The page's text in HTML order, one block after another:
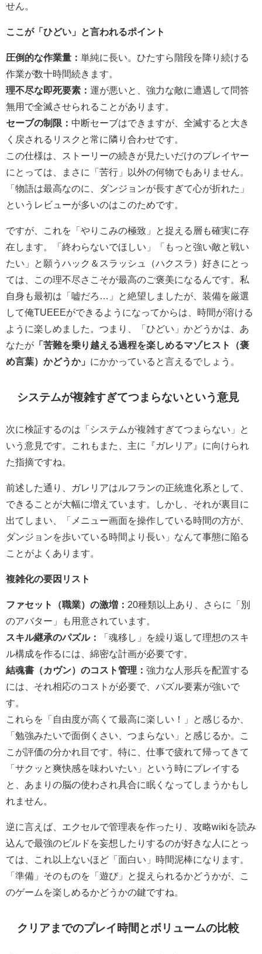
せん。
ここが「ひどい」と言われるポイント
圧倒的な作業量： 単純に長い。ひたすら階段を降り続ける
作業が数十時間続きます。
理不尽な即死要素： 運が悪いと、強力な敵に遭遇して問答
無用で全滅させられることがあります。
セーブの制限： 中断セーブはできますが、全滅すると大き
く戻されるリスクと常に隣り合わせです。
この仕様は、ストーリーの続きが見たいだけのプレイヤー
にとっては、まさに「苦行」以外の何物でもありません。
「物語は最高なのに、ダンジョンが長すぎて心が折れた」
というレビューが多いのはこのためです。
ですが、これを「やりこみの極致」と捉える層も確実に存
在します。「終わらないでほしい」「もっと強い敵と戦い
たい」と願うハック＆スラッシュ（ハクスラ）好きにとっ
ては、この理不尽さこそが最高のご褒美になるんです。私
自身も最初は「嘘だろ…」と絶望しましたが、装備を厳選
して俺TUEEEができるようになってからは、時間が溶ける
ように楽しめました。つまり、「ひどい」かどうかは、あ
なたが 「苦難を乗り越える過程を楽しめるマゾヒスト（褒
め言葉）かどうか」 にかかっていると言えるでしょう。
システムが複雑すぎてつまらないという意見
次に検証するのは「システムが複雑すぎてつまらない」と
いう意見です。これもまた、主に『ガレリア』に向けられ
た指摘ですね。
前述した通り、ガレリアはルフランの正統進化系として、
できることが大幅に増えています。しかし、それが裏目に
出てしまい、「メニュー画面を操作している時間の方が、
ダンジョンを歩いている時間より長い」なんて事態に陥る
ことがよくあります。
複雑化の要因リスト
ファセット（職業）の激増： 20種類以上あり、さらに「別
のアバター」も用意されています。
スキル継承のパズル：
「魂移し」を繰り返して理想のスキ
ル構成を作るには、綿密な計画が必要です。
結魂書（カヴン）のコスト管理： 強力な人形兵を配置する
には、それ相応のコストが必要で、パズル要素が強いで
す。
これらを「自由度が高くて最高に楽しい！」と感じるか、
「勉強みたいで面倒くさい、つまらない」と感じるか。こ
こが評価の分かれ目です。特に、仕事で疲れて帰ってきて
「サクッと爽快感を味わいたい」という時にプレイする
と、あまりの脳の使わされ具合に眠くなってしまうかもし
れません。
逆に言えば、エクセルで管理表を作ったり、攻略wikiを読み
込んで最強のビルドを妄想したりするのが好きな人にとっ
ては、これ以上ないほど「面白い」時間泥棒になります。
「準備」そのものを「遊び」と捉えられるかどうかが、こ
のゲームを楽しめるかどうかの鍵ですね。
クリアまでのプレイ時間とボリュームの比較